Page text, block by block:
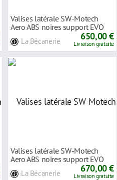
Valises latérale SW-Motech
Aero ABS noires support EVO
La Bécanerie 650,00 €
Livraison gratuite
Valises latérale SW-Motech
Aero ABS noires support EVO
La Bécanerie 670,00 €
Livraison gratuite